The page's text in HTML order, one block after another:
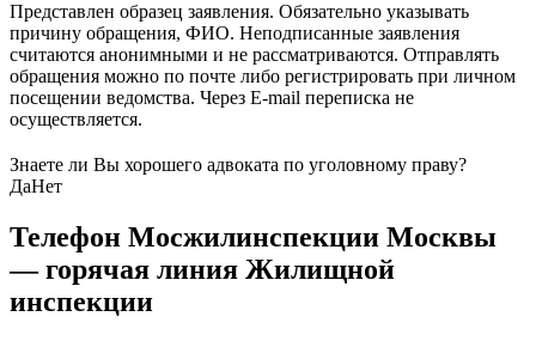
Представлен образец заявления. Обязательно указывать
причину обращения, ФИО. Неподписанные заявления
считаются анонимными и не рассматриваются. Отправлять
обращения можно по почте либо регистрировать при личном
посещении ведомства. Через E-mail переписка не
осуществляется.
Знаете ли Вы хорошего адвоката по уголовному праву?
ДаНет
Телефон Мосжилинспекции Москвы
— горячая линия Жилищной
инспекции